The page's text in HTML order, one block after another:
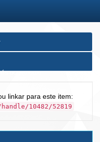
linkar para este item:
10482/52819